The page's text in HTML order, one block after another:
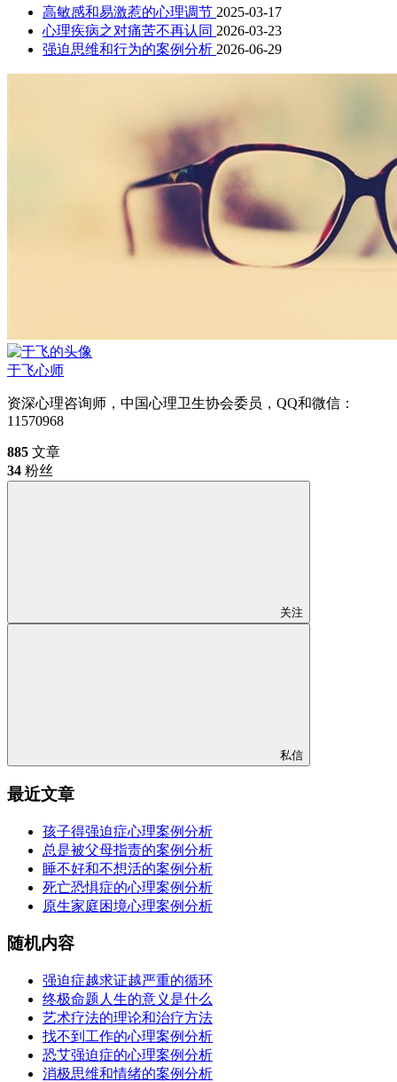
高敏感和易激惹的心理调节 2025-03-17
心理疾病之对痛苦不再认同 2026-03-23
强迫思维和行为的案例分析 2026-06-29
于飞心师
资深心理咨询师，中国心理卫生协会委员，QQ和微信：
11570968
885 文章
34 粉丝
关注
私信
最近文章
孩子得强迫症心理案例分析
总是被父母指责的案例分析
睡不好和不想活的案例分析
死亡恐惧症的心理案例分析
原生家庭困境心理案例分析
随机内容
强迫症越求证越严重的循环
终极命题人生的意义是什么
艺术疗法的理论和治疗方法
找不到工作的心理案例分析
恐艾强迫症的心理案例分析
消极思维和情绪的案例分析